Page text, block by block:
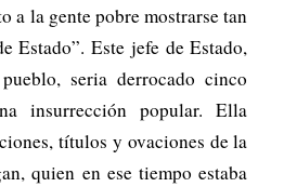
a la gente pobre mostrarse tan
Estado”. Este jefe de Estado,
seria derrocado cinco
insurrección popular. Ella
títulos y ovaciones de la
quien en ese tiempo estaba